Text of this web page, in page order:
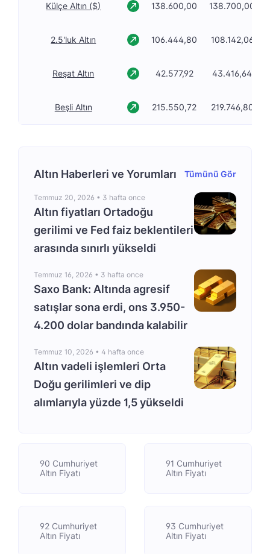
Külçe Altın ($) 138.600,00 138.700,00
2.5'luk Altın 106.444,80 108.142,06
Reşat Altın 42.577,92 43.416,64
Beşli Altın 215.550,72 219.746,80
Altın Haberleri ve Yorumları Tümünü Gör
Temmuz 20, 2026 • 3 hafta once
Altın fiyatları Ortadoğu
gerilimi ve Fed faiz beklentileri
arasında sınırlı yükseldi
Temmuz 16, 2026 • 3 hafta once
Saxo Bank: Altında agresif
satışlar sona erdi, ons 3.950-
4.200 dolar bandında kalabilir
Temmuz 10, 2026 • 4 hafta once
Altın vadeli işlemleri Orta
Doğu gerilimleri ve dip
alımlarıyla yüzde 1,5 yükseldi
90 Cumhuriyet
Altın Fiyatı
91 Cumhuriyet
Altın Fiyatı
92 Cumhuriyet
Altın Fiyatı
93 Cumhuriyet
Altın Fiyatı